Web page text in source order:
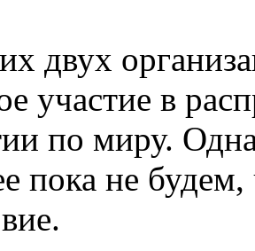
двух
участие в
по миру.
пока не будем,